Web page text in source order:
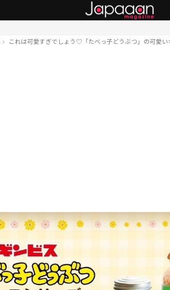
これは可愛すぎでしょう♡「たべっ子どうぶつ」の可愛